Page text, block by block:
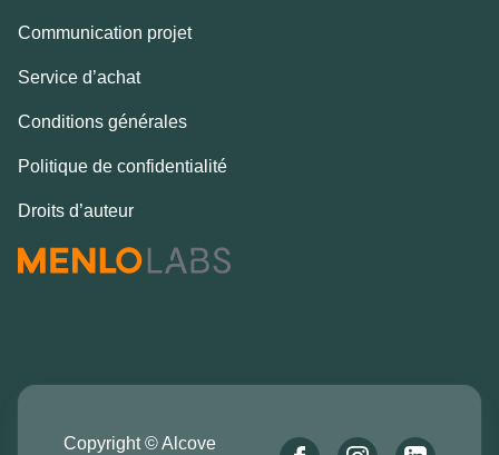
Communication projet
Service d’achat
Conditions générales
Politique de confidentialité
Droits d’auteur
Copyright © Alcove